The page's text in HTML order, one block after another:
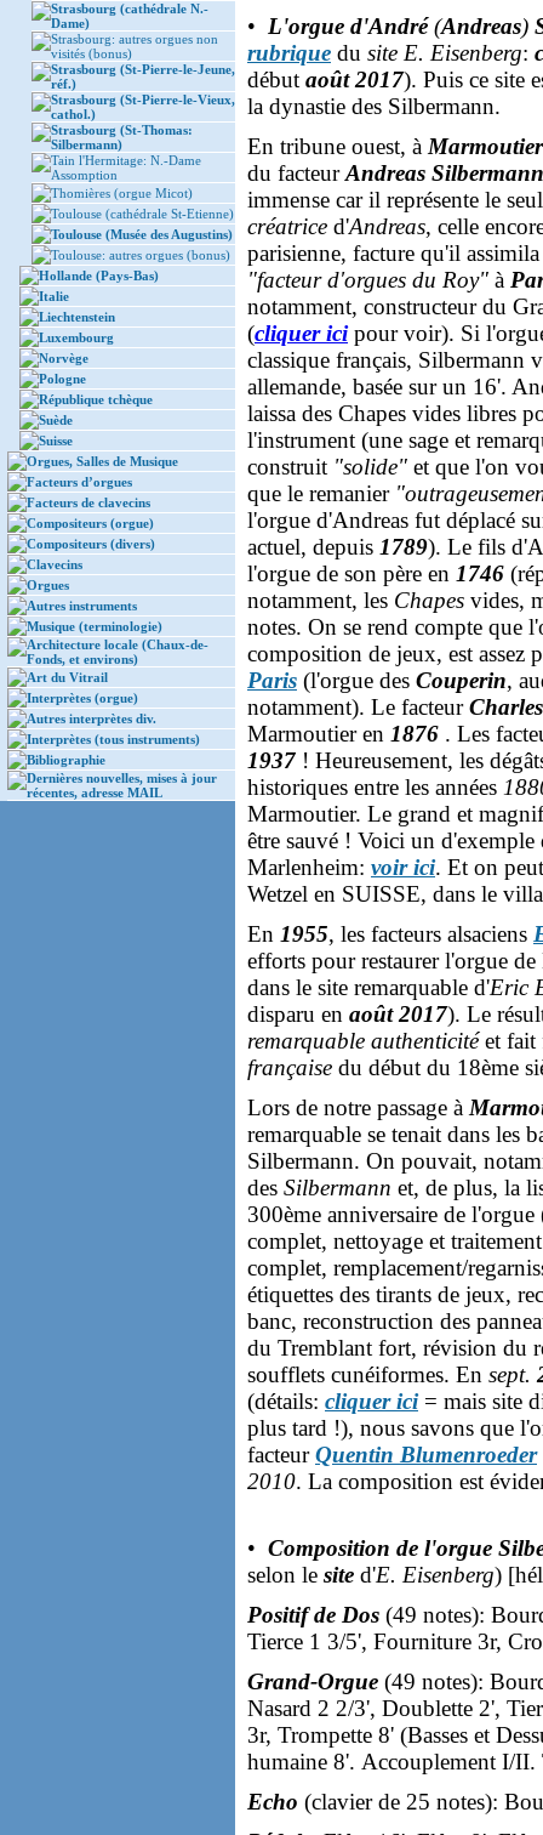
Strasbourg (cathédrale N.-
Dame)
Strasbourg: autres orgues non
visités (bonus)
Strasbourg (St-Pierre-le-Jeune,
réf.)
Strasbourg (St-Pierre-le-Vieux,
cathol.)
Strasbourg (St-Thomas:
Silbermann)
Tain l'Hermitage: N.-Dame
Assomption
Thomières (orgue Micot)
Toulouse (cathédrale St-Etienne)
Toulouse (Musée des Augustins)
Toulouse: autres orgues (bonus)
Hollande (Pays-Bas)
Italie
Liechtenstein
Luxembourg
Norvège
Pologne
République tchèque
Suède
Suisse
Orgues, Salles de Musique
Facteurs d’orgues
Facteurs de clavecins
Compositeurs (orgue)
Compositeurs (divers)
Clavecins
Orgues
Autres instruments
Musique (terminologie)
Architecture locale (Chaux-de-
Fonds, et environs)
Art du Vitrail
Interprètes (orgue)
Autres interprètes div.
Interprètes (tous instruments)
Bibliographie
Dernières nouvelles, mises à jour
récentes, adresse MAIL
• L'orgue d'André(Andreas)
rubrique du site E. Eisenberg:
début août 2017). Puis ce site
la dynastie des Silbermann.
En tribune ouest, à Marmoutier
du facteurAndreas Silbermann
immense car il représente le
créatrice d'Andreas, celle
parisienne, facture qu'il
"facteur d'orgues du Roy" à
notamment, constructeur du
(cliquer icipour voir). Si
classique français,
allemande, basée sur un 16'.
laissa des Chapes vides libres
l'instrument (une sage et
construit "solide" et que l'on
que le remanier
l'orgue d'Andreas fut déplacé
actuel, depuis 1789). Le fils
l'orgue de son père en 1746
notamment, les Chapes vides,
notes. On se rend compte que
composition de jeux, est assez
Paris (l'orgue des Couperin,
notamment). Le facteur
Marmoutier en 1876 . Les
1937 ! Heureusement, les
historiques entre les années
Marmoutier. Le grand et
être sauvé ! Voici un
Marlenheim: voir ici. Et on
Wetzel en SUISSE, dans le
En 1955, les facteurs alsaciens
efforts pour restaurer l'orgue
dans le site remarquable d'Eric
disparu en août 2017). Le
remarquable authenticitéet fait
française du début du 18ème
Lors de notre passage à
remarquable se tenait dans les
Silbermann. On pouvait,
des Silbermann et, de plus, la
300ème anniversaire de l'orgue
complet, nettoyage et
complet, remplacement/
étiquettes des tirants de jeux,
banc, reconstruction des
du Tremblant fort, révision du
soufflets cunéiformes. En sept.
(détails: cliquer ici= mais site
plus tard !), nous savons que
facteurQuentin Blumenroeder
2010. La composition est
• Composition de l'orgue
selon le site d'E. Eisenberg)
Positif de Dos (49 notes):
Tierce 1 3/5', Fourniture 3r,
Grand-Orgue (49 notes):
Nasard 2 2/3', Doublette 2',
3r, Trompette 8' (Basses et
humaine 8'. Accouplement I/
Echo (clavier de 25 notes):